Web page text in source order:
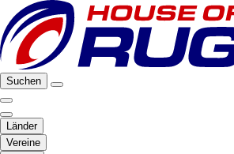
Suchen
Länder
Vereine